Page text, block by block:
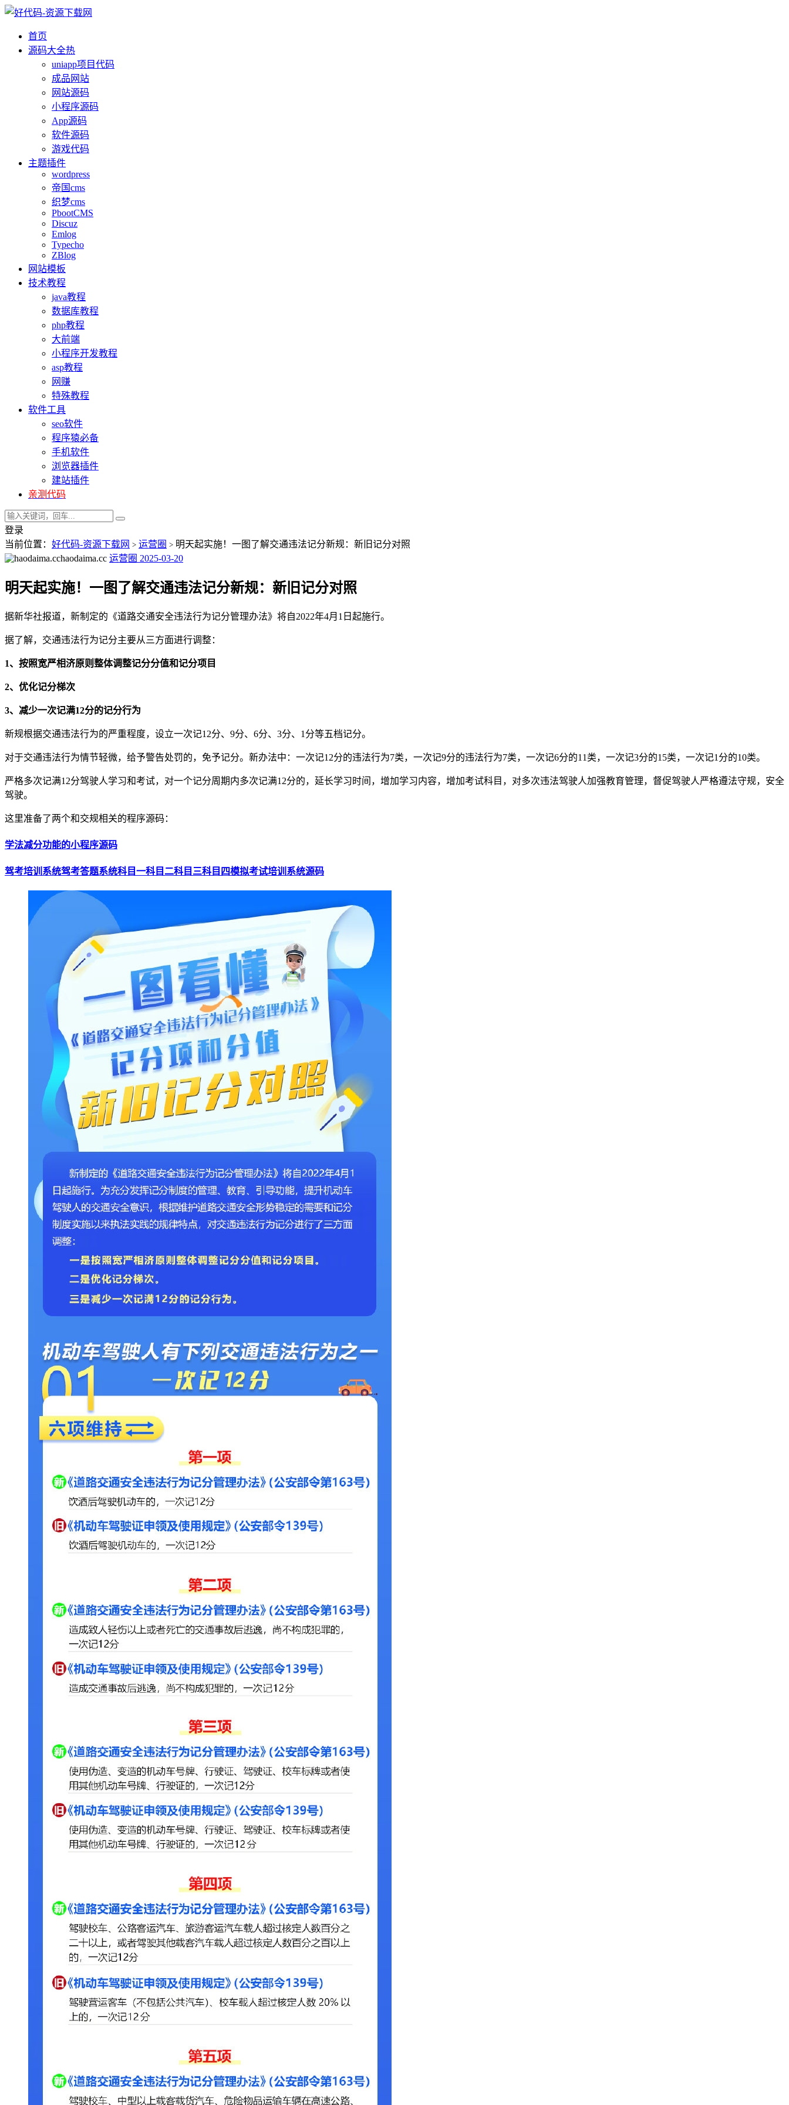
首页
源码大全热
uniapp项目代码
成品网站
网站源码
小程序源码
App源码
软件源码
游戏代码
主题插件
wordpress
帝国cms
织梦cms
PbootCMS
Discuz
Emlog
Typecho
ZBlog
网站模板
技术教程
java教程
数据库教程
php教程
大前端
小程序开发教程
asp教程
网赚
特殊教程
软件工具
seo软件
程序猿必备
手机软件
浏览器插件
建站插件
亲测代码
登录
当前位置： 好代码-资源下载网 > 运营圈 > 明天起实施！一图了解交通违法记分新规：新旧记分对照
haodaima.cc 运营圈 2025-03-20
明天起实施！一图了解交通违法记分新规：新旧记分对照
据新华社报道，新制定的《道路交通安全违法行为记分管理办法》将自2022年4月1日起施行。
据了解，交通违法行为记分主要从三方面进行调整：
1、按照宽严相济原则整体调整记分分值和记分项目
2、优化记分梯次
3、减少一次记满12分的记分行为
新规根据交通违法行为的严重程度，设立一次记12分、9分、6分、3分、1分等五档记分。
对于交通违法行为情节轻微，给予警告处罚的，免予记分。新办法中：一次记12分的违法行为7类，一次记9分的违法行为7类，一次记6分的11类，一次记3分的15类，一次记1分的10类。
严格多次记满12分驾驶人学习和考试，对一个记分周期内多次记满12分的，延长学习时间，增加学习内容，增加考试科目，对多次违法驾驶人加强教育管理，督促驾驶人严格遵法守规，安全
驾驶。
这里准备了两个和交规相关的程序源码：
学法减分功能的小程序源码
驾考培训系统驾考答题系统科目一科目二科目三科目四模拟考试培训系统源码